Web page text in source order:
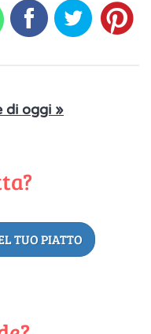
di oggi »
TUO PIATTO